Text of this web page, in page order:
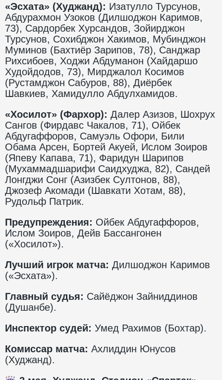
«Эсхата» (Худжанд): Изатулло Турсунов,
Абдурахмон Узоков (Дилшоджон Каримов,
73), Сардорбек Хурсандов, Зойирджон
Турсунов, Сохибджон Хакимов, Мубинджон
Муминов (Бахтиёр Зарипов, 78), Санджар
Рихсибоев, Ходжи Абдуманон (Хайдаршо
Худойдодов, 73), Мирджалол Косимов
(Рустамджон Сабуров, 88), Диёрбек
Шавкиев, Хамидулло Абдулхамидов.
«Хосилот» (Фархор): Далер Азизов, Шохрух
Сангов (Фирдавс Чакалов, 71), Ойбек
Абдугаффоров, Самуэль Офори, Били
Обама Арсен, Бортей Акуей, Ислом Зоиров
(Япеву Капава, 71), Фаридун Шарипов
(Мухаммадшарифи Саидхуджа, 82), Сандей
Лонгджи Сонг (Азизбек Султонов, 88),
Джозеф Акомади (Шавкати Хотам, 88),
Рудольф Патрик.
Предупреждения: Ойбек Абдугаффоров,
Ислом Зоиров, Дейв Бассангонен
(«Хосилот»).
Лучший игрок матча: Дилшоджон Каримов
(«Эсхата»).
Главный судья: Сайёджон Зайниддинов
(Душанбе).
Инспектор судей: Умед Рахимов (Бохтар).
Комиссар матча: Ахлиддин Юнусов
(Худжанд).